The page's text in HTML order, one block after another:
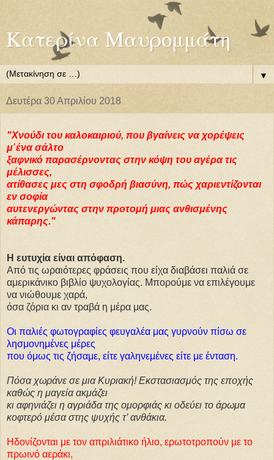
Κατερίνα Μαυρομμάτη
▼
Δευτέρα 30 Απριλίου 2018
"Χνούδι του καλοκαιριού, που βγαίνεις να χορέψεις
μ΄ένα σάλτο
ξαφνικό παρασέρνοντας στην κόψη του αγέρα τις
μέλισσες,
ατίθασες μες στη σφοδρή βιασύνη, πώς χαριεντίζονται
εν σοφία
αυτενεργώντας στην προτομή μιας ανθισμένης
κάπαρης."
Η ευτυχία είναι απόφαση.
Από τις ωραιότερες φράσεις που είχα διαβάσει παλιά σε
αμερικάνικο βιβλίο ψυχολογίας. Μπορούμε να επιλέγουμε
να νιώθουμε χαρά,
όσα ζόρια κι αν τραβά η μέρα μας.
Οι παλιές φωτογραφίες φευγαλέα μας γυρνούν πίσω σε
λησμονημένες μέρες
που όμως τις ζήσαμε, είτε γαληνεμένες είτε με ένταση.
Πόσα χωράνε σε μια Κυριακή! Εκστασιασμός της εποχής
καθώς η μαγεία ακμάζει
κι αφηνιάζει η αγριάδα της ομορφιάς κι οδεύει το άρωμα
κοφτερό μέσα στης ψυχής τ’ ανθάκια.
Ηδονίζονται με τον απριλιάτικο ήλιο, ερωτοτροπούν με το
πρωινό αεράκι,